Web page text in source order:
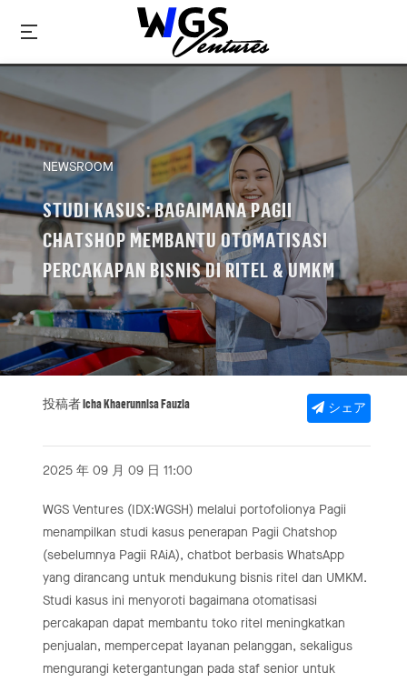
NEWSROOM
STUDI KASUS: BAGAIMANA PAGII
CHATSHOP MEMBANTU OTOMATISASI
PERCAKAPAN BISNIS DI RITEL & UMKM
投稿者 Icha Khaerunnisa Fauzia シェア
2025 年 09 月 09 日 11:00
WGS Ventures (IDX:WGSH) melalui portofolionya Pagii
menampilkan studi kasus penerapan Pagii Chatshop
(sebelumnya Pagii RAiA), chatbot berbasis WhatsApp
yang dirancang untuk mendukung bisnis ritel dan UMKM.
Studi kasus ini menyoroti bagaimana otomatisasi
percakapan dapat membantu toko ritel meningkatkan
penjualan, mempercepat layanan pelanggan, sekaligus
mengurangi ketergantungan pada staf senior untuk